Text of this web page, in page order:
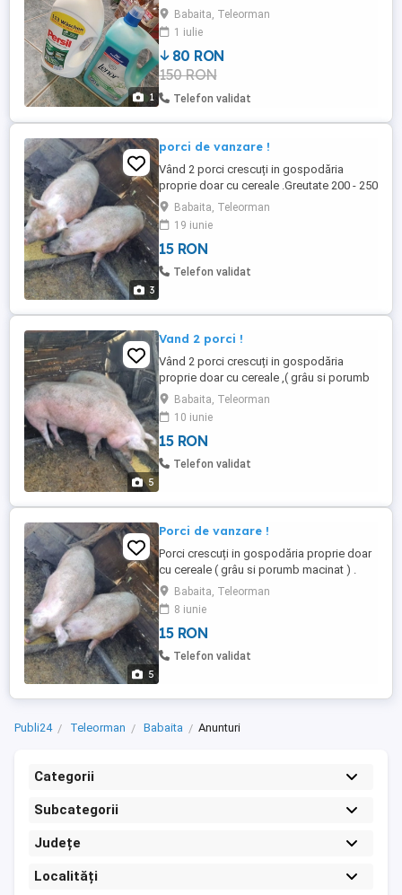
1
Babaita, Teleorman
1 iulie
80 RON
150 RON
Telefon validat
3
porci de vanzare !
Vând 2 porci crescuți in gospodăria
proprie doar cu cereale .Greutate 200 - 250
kg. Babaita, Teleorman
19 iunie
15 RON
Telefon validat
5
Vand 2 porci !
Vând 2 porci crescuți in gospodăria
proprie doar cu cereale ,( grâu si porumb
macinat ). Greutate 200 - 250 kg. Preț 15
ron kg
Babaita, Teleorman
10 iunie
15 RON
Telefon validat
5
Porci de vanzare !
Porci crescuți in gospodăria proprie doar
cu cereale ( grâu si porumb macinat ) .
Greutate 200 - 250 kg .
Babaita, Teleorman
8 iunie
15 RON
Telefon validat
Publi24 Teleorman Babaita Anunturi
Categorii
Subcategorii
Județe
Localități